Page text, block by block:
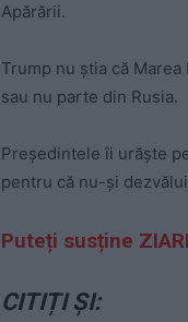
Apărării.
Trump nu știa că
sau nu parte din Rusia.
Președintele îi urăște
pentru că nu-și
Puteți susține
CITIȚI ȘI: